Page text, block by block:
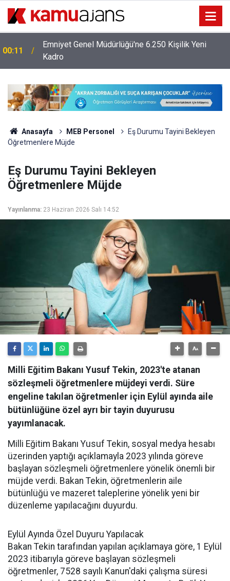
00:11
Emniyet Genel Müdürlüğü'ne 6.250 Kişilik Yeni
Kadro
Anasayfa MEB Personel
Eş Durumu Tayini Bekleyen
Öğretmenlere Müjde
Eş Durumu Tayini Bekleyen
Öğretmenlere Müjde
Yayınlanma: 23 Haziran 2026 Salı 14:52
Milli Eğitim Bakanı Yusuf Tekin, 2023'te atanan
sözleşmeli öğretmenlere müjdeyi verdi. Süre
engeline takılan öğretmenler için Eylül ayında aile
bütünlüğüne özel ayrı bir tayin duyurusu
yayımlanacak.
Milli Eğitim Bakanı Yusuf Tekin, sosyal medya hesabı
üzerinden yaptığı açıklamayla 2023 yılında göreve
başlayan sözleşmeli öğretmenlere yönelik önemli bir
müjde verdi. Bakan Tekin, öğretmenlerin aile
bütünlüğü ve mazeret taleplerine yönelik yeni bir
düzenleme yapılacağını duyurdu.
Eylül Ayında Özel Duyuru Yapılacak
Bakan Tekin tarafından yapılan açıklamaya göre, 1 Eylül
2023 itibarıyla göreve başlayan sözleşmeli
öğretmenler, 7528 sayılı Kanun'daki çalışma süresi